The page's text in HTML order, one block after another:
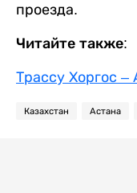
проезда.
Читайте также:
Трассу Хоргос
Казахстан Астана